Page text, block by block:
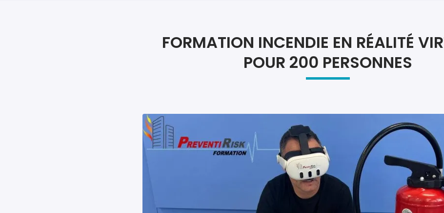
FORMATION INCENDIE EN RÉALITÉ
POUR 200 PERSONNES